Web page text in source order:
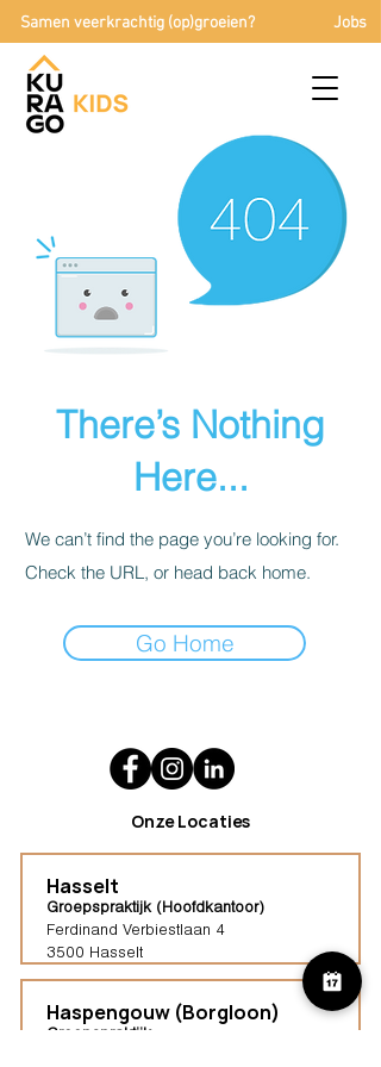
Samen veerkrachtig (op)groeien? Jobs
There’s Nothing
Here...
We can’t find the page you’re looking for.
Check the URL, or head back home.
Go Home
Onze Locaties
Hasselt
Groepspraktijk (Hoofdkantoor)
Ferdinand Verbiestlaan 4
3500 Hasselt
Haspengouw (Borgloon)